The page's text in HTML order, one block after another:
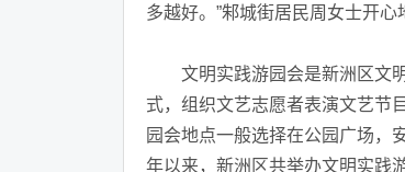
多越好。”邾城街居民周女士开心
文明实践游园会是新洲区文明
式，组织文艺志愿者表演文艺节
园会地点一般选择在公园广场，
年以来，新洲区共举办文明实践